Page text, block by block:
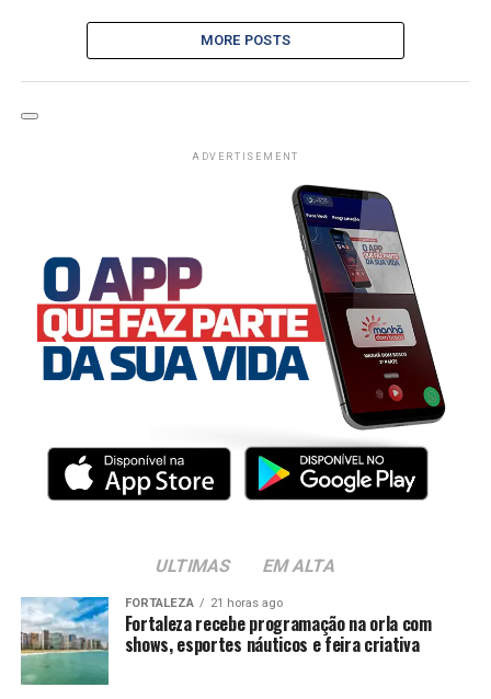
MORE POSTS
ADVERTISEMENT
ULTIMAS EM ALTA
FORTALEZA 21 horas ago
Fortaleza recebe programação na orla com
shows, esportes náuticos e feira criativa